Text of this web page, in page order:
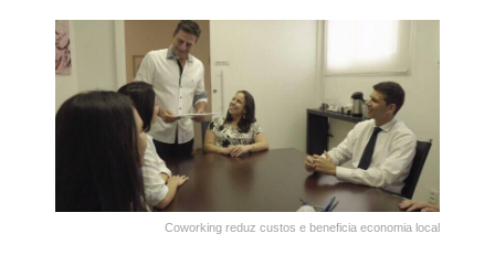
Coworking reduz custos e beneficia economia local